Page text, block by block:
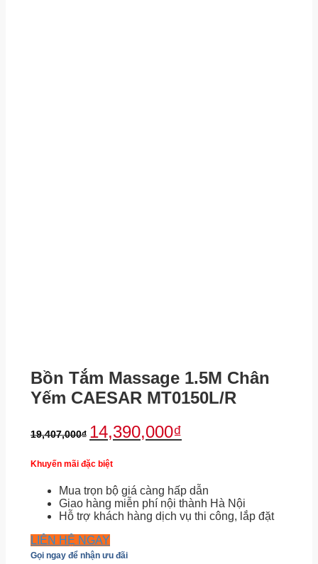
Bồn Tắm Massage 1.5M Chân
Yếm CAESAR MT0150L/R
19,407,000₫ 14,390,000₫
Khuyến mãi đặc biệt
Mua trọn bộ giá càng hấp dẫn
Giao hàng miễn phí nội thành Hà Nội
Hỗ trợ khách hàng dịch vụ thi công, lắp đặt
LIÊN HỆ NGAY
Gọi ngay để nhận ưu đãi